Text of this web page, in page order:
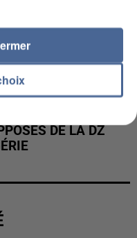
DE LA DZ